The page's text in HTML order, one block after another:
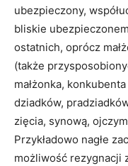
ubezpieczony,
bliskie
ostatnich, oprócz
(także
małżonka,
dziadków,
zięcia, synową,
Przykładowo nagłe
możliwość rezygnacji